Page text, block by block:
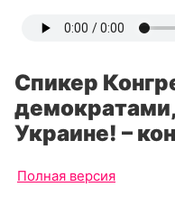
Спикер
Украине! –
Полная версия